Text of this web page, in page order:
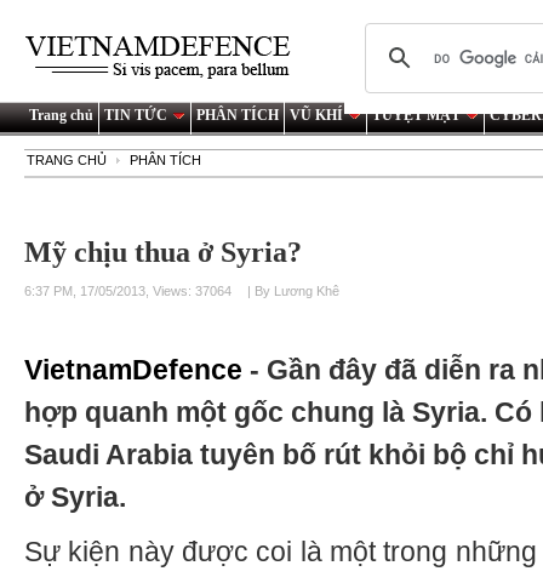
Trang chủ TIN TỨC PHÂN TÍCH VŨ KHÍ TUYỆT MẬT
TRANG CHỦ PHÂN TÍCH
Mỹ chịu thua ở Syria?
6:37 PM, 17/05/2013, Views: 37064 | By Lương Khê
VietnamDefence - Gần đây đã diễn ra
hợp quanh một gốc chung là Syria.
Saudi Arabia tuyên bố rút khỏi bộ chỉ
ở Syria.
Sự kiện này được coi là một trong